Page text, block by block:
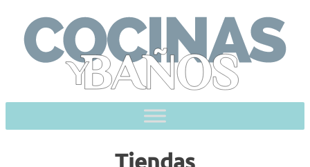
content
Tiendas